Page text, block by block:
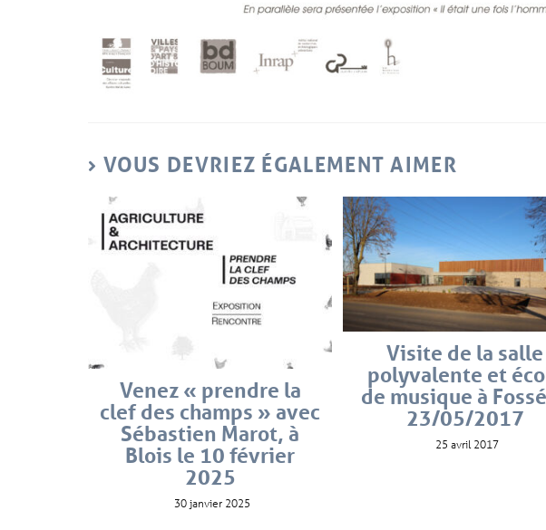
VOUS DEVRIEZ ÉGALEMENT AIMER
Venez « prendre la
clef des champs » avec
Sébastien Marot, à
Blois le 10 février
2025
30 janvier 2025
Visite de la salle
polyvalente et
de musique à
23/05/2017
25 avril 2017